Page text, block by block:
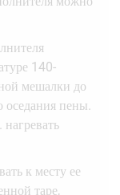
140-
мешалки до
оседания пены.
к месту ее
таре,